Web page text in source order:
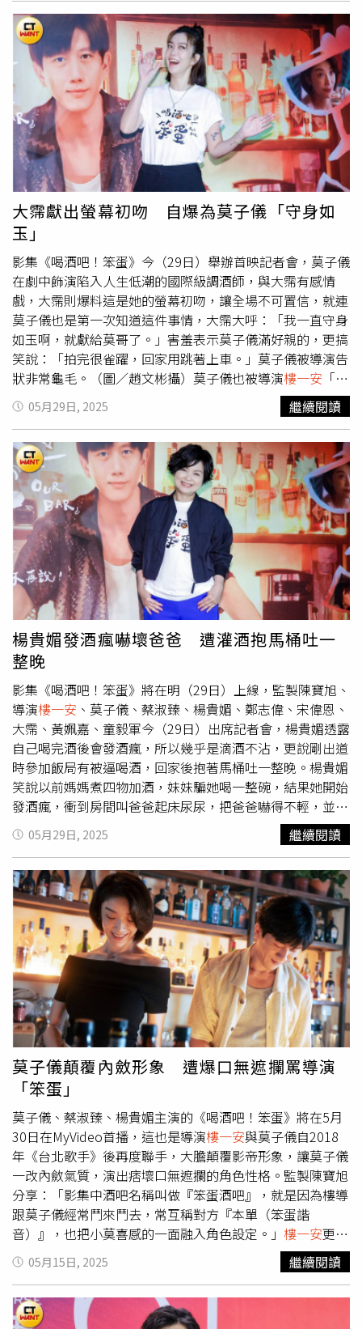
比起來，我比較機靈、謹慎，但如果是在感情關係裡還滿像
的，是會默默支持對方、給予陪伴，在背後當對方逐夢的墊
腳石。」宋偉恩在劇中向莫子儀拜師學藝。（圖／逆光電影
提供）這次與陳家逵再度合作，宋偉恩表示兩人早在《俗女
養成記》前就已認識，彼此有深厚默契，「家逵老師對我來
說是一個很安心的存在，他會直接點出我的問題，也會鼓勵
我。拍攝現場就像有一個客觀的觀眾，讓我能即時修正、調
整。他的表演非常鬆，有時在排戲就會突然冒出神來一筆的
點子，我常常要忍住不要笑場，真的很有趣。」兩人戲裡互
動精彩，戲外同樣笑聲不斷。陳家逵透露：「戲中偉恩有一
場要跳舞的戲，但他對自己的肢體比較沒信心，一有空檔就
抓緊時間練習，他也會請我幫忙看，給他意見，我偶爾會捉
弄他，亂出餿主意幫他加動作，他半信半疑地練習後，還去
跳給樓一安導演看，結果一眼就被導演識破，導演問他『這
是誰教你的』，他才恍然大悟被整了，轉頭大叫『家逵老
師』，但我已經笑著逃走了。」◎喝酒勿開車！飲酒過量，
有害健康，未滿18歲請勿飲酒。
大霈獻出螢幕初吻 自爆為莫子儀「守身如
玉」
影集《喝酒吧！笨蛋》今（29日）舉辦首映記者會，莫子儀
在劇中飾演陷入人生低潮的國際級調酒師，與大霈有感情
戲，大霈則爆料這是她的螢幕初吻，讓全場不可置信，就連
莫子儀也是第一次知道這件事情，大霈大呼：「我一直守身
如玉啊，就獻給莫哥了。」害羞表示莫子儀滿好親的，更搞
笑說：「拍完很雀躍，回家用跳著上車。」莫子儀被導演告
狀非常龜毛。（圖／趙文彬攝）莫子儀也被導演樓一安 「指
控」超級龜毛，「所有事情都要來真的，有點假就覺得不
OK，有個調酒動作他一直過不去，我是看不太出來啦！」
莫子儀則說不管拍什麼劇，身為那個職業的人，都會看得出
來拍得對不對，「要做調酒職人劇，那就好好做，樓導站在
最前線扛著壓力，他所有批評我的都是事實！」談到酒量，
童毅軍說自己以前會喝酒，「我們那個年代有一種很甜的
酒，後座力非常強，我不知道這麼強，喝了一瓶，回家抱著
馬桶，然後躺了三天三夜。」苦笑說自從那次以後就不再喝
酒。莫子儀也說年輕的時候什麼混酒都敢喝，結果有一次喝
到吐，吐完之後又繼續喝，最後食道灼傷，他便從此就戒了
酒。黃姵嘉已經走出情傷，打算好好愛自己。（圖／趙文彬
攝）黃姵嘉原本習慣每天都要小酌，但今年她想要調整生活
模式，所以不再喝酒，「以前每天都要喝，是一種儀式感，
現在不喝酒，早起做瑜伽，然後就變成無聊的人。」她與邱
昊奇分手一年，問及不喝酒能走出情傷嗎？她笑說：「靠酒
沒有走得比較快啊，喝酒反而會更把自己推到黑洞裡面。」
並說現在可以花更多時間在自己身上，就像跟自己談戀愛，
好好愛自己。◎喝酒勿開車！飲酒過量，有害健康，未滿18
歲請勿飲酒。
05月29日, 2025 繼續閱讀
楊貴媚發酒瘋嚇壞爸爸 遭灌酒抱馬桶吐一
整晚
影集《喝酒吧！笨蛋》將在明（29日）上線，監製陳寶旭、
導演樓一安 、莫子儀、蔡淑臻、楊貴媚、鄭志偉、宋偉恩、
大霈、黃姵嘉、童毅軍今（29日）出席記者會，楊貴媚透露
自己喝完酒後會發酒瘋，所以幾乎是滴酒不沾，更說剛出道
時參加飯局有被逼喝酒，回家後抱著馬桶吐一整晚。楊貴媚
笑說以前媽媽煮四物加酒，妹妹騙她喝一整碗，結果她開始
發酒瘋，衝到房間叫爸爸起床尿尿，把爸爸嚇得不輕，並叫
弟弟煮麵給她吃，還一直挑剔弟弟給她的筷子。雖然貴為影
后，但她也有被逼喝酒的經驗，「剛出道時參加一個飯局，
到了那邊發現是梅花座，開始喝酒，這下慘了，我又不會喝
酒。」後來她鼓起勇氣說要先離開，結果被要求乾完三杯紹
興酒才能走，她真的乖乖照做，結果回家抱著馬桶狂吐。宋
偉恩喝了酒會狂跳女團舞。（圖／趙文彬攝）宋偉恩則說自
己以前酒量不好，有特別訓練一下，個性很內向的他喝醉後
會完全變一個人，在眾人面前大跳女團舞，還曾在跨年時喝
到直接躺在忠孝東路上，透露曾有算命老師告訴他不要在外
面喝酒，因為他的整個「本我」都會跑出來，他也很愛到
PUB喝酒，但從沒有過豔遇，表示：「喝了酒大家都是朋
友，會覺得人生很美好。」蔡淑臻現在不會把愛情放在第一
位。（圖／趙文彬攝）劇中蔡淑臻因為走入家庭而失去自
我，問及是否會擔心現實生活中也發生這種狀況？她笑說：
「我比較怕走不進家庭，孤單寂寞一輩子。」她先前才認愛
小12歲的男友，但今天被問到戀情卻有點支支吾吾，不過她
立刻解釋並非感情出問題，而是現在的工作太忙，比較不會
像年輕時一樣把所有精力都放在談戀愛上。◎喝酒勿開車！
飲酒過量，有害健康，未滿18歲請勿飲酒。
05月29日, 2025 繼續閱讀
莫子儀顛覆內斂形象 遭爆口無遮攔罵導演
「笨蛋」
莫子儀、蔡淑臻、楊貴媚主演的《喝酒吧！笨蛋》將在5月
30日在MyVideo首播，這也是導演樓一安與莫子儀自2018
年《台北歌手》後再度聯手，大膽顛覆影帝形象，讓莫子儀
一改內斂氣質，演出痞壞口無遮攔的角色性格。監製陳寶旭
分享：「影集中酒吧名稱叫做『笨蛋酒吧』，就是因為樓導
跟莫子儀經常鬥來鬥去，常互稱對方『本單（笨蛋諧
音）』，也把小莫喜感的一面融入角色設定。」 樓一安更在
社群上搞笑反串「鬧翻」戲碼，原來是莫子儀拍攝時對自我
的高要求與高原則，從酒感比例、調製節奏到冰塊是否退冰
都極為講究，樓一安笑說：「搞得劇組很累呀，但剪接的時
候就明白了，所有調酒動作幾乎無懈可擊，畫面呈現極為細
05月15日, 2025 繼續閱讀